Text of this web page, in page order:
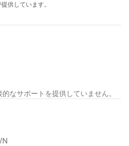
供しています。
なサポートを提供していません。